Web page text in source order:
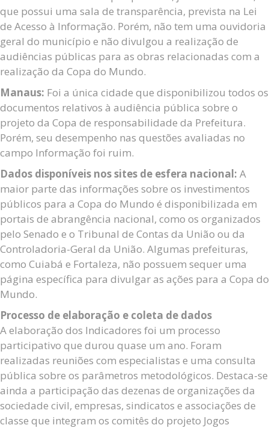
que possui uma sala de transparência, prevista na Lei
de Acesso à Informação. Porém, não tem uma ouvidoria
geral do município e não divulgou a realização de
audiências públicas para as obras relacionadas com a
realização da Copa do Mundo.
Manaus: Foi a única cidade que disponibilizou todos os
documentos relativos à audiência pública sobre o
projeto da Copa de responsabilidade da Prefeitura.
Porém, seu desempenho nas questões avaliadas no
campo Informação foi ruim.
Dados disponíveis nos sites de esfera nacional: A
maior parte das informações sobre os investimentos
públicos para a Copa do Mundo é disponibilizada em
portais de abrangência nacional, como os organizados
pelo Senado e o Tribunal de Contas da União ou da
Controladoria-Geral da União. Algumas prefeituras,
como Cuiabá e Fortaleza, não possuem sequer uma
página específica para divulgar as ações para a Copa do
Mundo.
Processo de elaboração e coleta de dados
A elaboração dos Indicadores foi um processo
participativo que durou quase um ano. Foram
realizadas reuniões com especialistas e uma consulta
pública sobre os parâmetros metodológicos. Destaca-se
ainda a participação das dezenas de organizações da
sociedade civil, empresas, sindicatos e associações de
classe que integram os comitês do projeto Jogos